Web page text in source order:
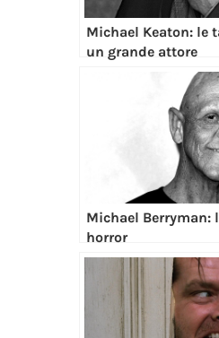
Michael Keaton: le
un grande attore
Michael Berryman:
horror